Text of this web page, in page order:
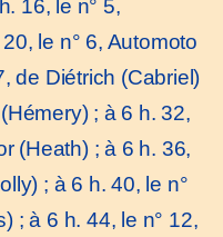
16, le n° 5,
le n° 6, Automoto
de Diétrich (Cabriel)
; à 6 h. 32,
(Heath) ; à 6 h. 36,
; à 6 h. 40, le n°
; à 6 h. 44, le n° 12,